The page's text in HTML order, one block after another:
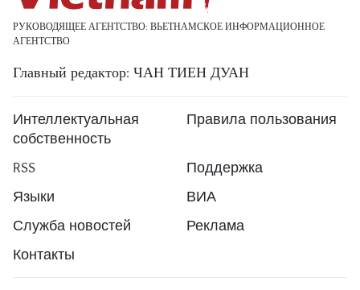
РУКОВОДЯЩЕЕ АГЕНТСТВО: ВЬЕТНАМСКОЕ ИНФОРМАЦИОННОЕ
АГЕНТСТВО
Главный редактор: ЧАН ТИЕН ДУАН
Интеллектуальная
собственность
Правила пользования
RSS
Поддержка
Языки
ВИА
Служба новостей
Реклама
Контакты